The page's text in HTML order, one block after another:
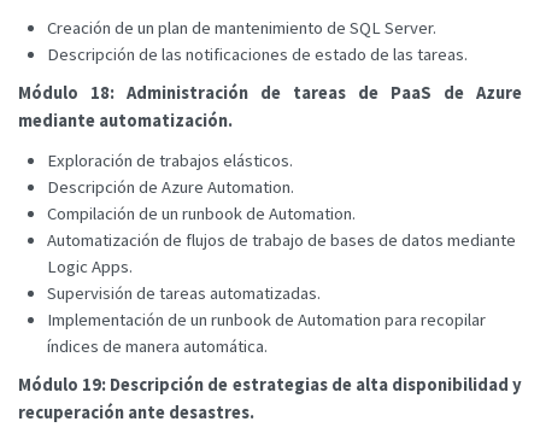
Creación de un plan de mantenimiento de SQL Server.
Descripción de las notificaciones de estado de las tareas.
Módulo 18: Administración de tareas de PaaS de Azure
mediante automatización.
Exploración de trabajos elásticos.
Descripción de Azure Automation.
Compilación de un runbook de Automation.
Automatización de flujos de trabajo de bases de datos mediante
Logic Apps.
Supervisión de tareas automatizadas.
Implementación de un runbook de Automation para recopilar
índices de manera automática.
Módulo 19: Descripción de estrategias de alta disponibilidad y
recuperación ante desastres.